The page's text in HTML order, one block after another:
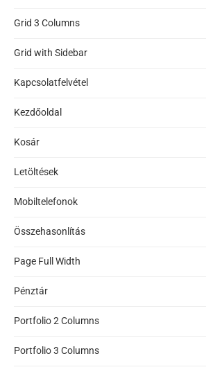
Grid 3 Columns
Grid with Sidebar
Kapcsolatfelvétel
Kezdőoldal
Kosár
Letöltések
Mobiltelefonok
Összehasonlítás
Page Full Width
Pénztár
Portfolio 2 Columns
Portfolio 3 Columns